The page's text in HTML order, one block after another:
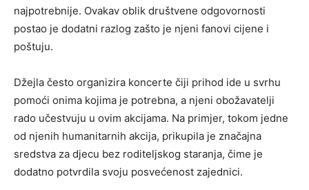
najpotrebnije. Ovakav oblik društvene odgovornosti
postao je dodatni razlog zašto je njeni fanovi cijene i
poštuju.
Džejla često organizira koncerte čiji prihod ide u svrhu
pomoći onima kojima je potrebna, a njeni obožavatelji
rado učestvuju u ovim akcijama. Na primjer, tokom jedne
od njenih humanitarnih akcija, prikupila je značajna
sredstva za djecu bez roditeljskog staranja, čime je
dodatno potvrdila svoju posvećenost zajednici.